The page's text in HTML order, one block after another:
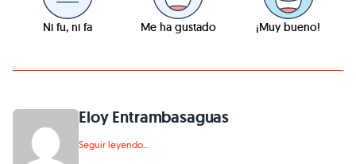
Ni fu, ni fa Me ha gustado ¡Muy bueno!
Eloy Entrambasaguas
Seguir leyendo...